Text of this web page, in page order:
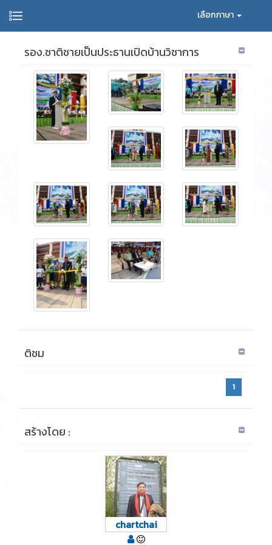
เลือกภาษา
รอง.ชาติชายเป็นประธานเปิดบ้านวิชาการ
ติชม
1
สร้างโดย :
chartchai